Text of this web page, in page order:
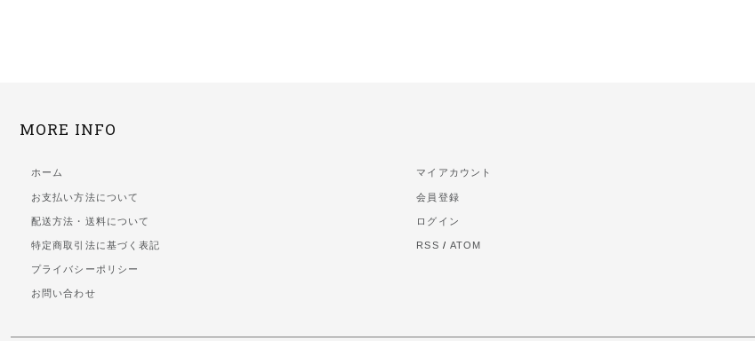
MORE INFO
ホーム
お支払い方法について
配送方法・送料について
特定商取引法に基づく表記
プライバシーポリシー
お問い合わせ
マイアカウント
会員登録
ログイン
RSS /ATOM